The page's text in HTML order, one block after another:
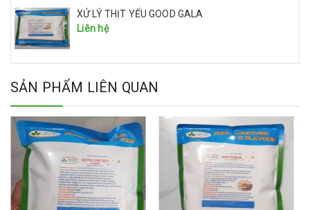
XỬ LÝ THỊT YẾU GOOD GALA
Liên hệ
SẢN PHẨM LIÊN QUAN